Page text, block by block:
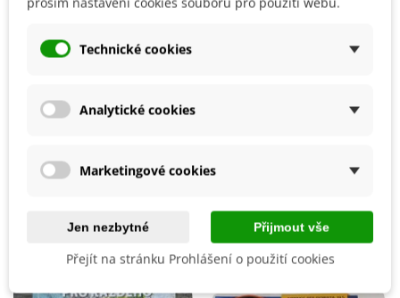
Barva Květů
Fialová
Možnosti Pěstování
Výrobce
Mohlo by se také hodit
Technické cookies
Analytické cookies
Marketingové cookies
Jen nezbytné Přijmout vše
Přejít na stránku Prohlášení o použití cookies